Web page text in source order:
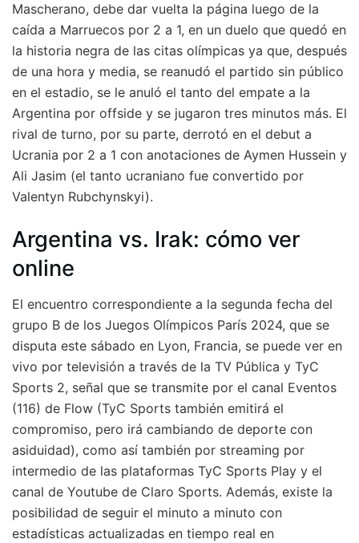
Mascherano, debe dar vuelta la página luego de la
caída a Marruecos por 2 a 1, en un duelo que quedó en
la historia negra de las citas olímpicas ya que, después
de una hora y media, se reanudó el partido sin público
en el estadio, se le anuló el tanto del empate a la
Argentina por offside y se jugaron tres minutos más. El
rival de turno, por su parte, derrotó en el debut a
Ucrania por 2 a 1 con anotaciones de Aymen Hussein y
Ali Jasim (el tanto ucraniano fue convertido por
Valentyn Rubchynskyi).
Argentina vs. Irak: cómo ver
online
El encuentro correspondiente a la segunda fecha del
grupo B de los Juegos Olímpicos París 2024, que se
disputa este sábado en Lyon, Francia, se puede ver en
vivo por televisión a través de la TV Pública y TyC
Sports 2, señal que se transmite por el canal Eventos
(116) de Flow (TyC Sports también emitirá el
compromiso, pero irá cambiando de deporte con
asiduidad), como así también por streaming por
intermedio de las plataformas TyC Sports Play y el
canal de Youtube de Claro Sports. Además, existe la
posibilidad de seguir el minuto a minuto con
estadísticas actualizadas en tiempo real en